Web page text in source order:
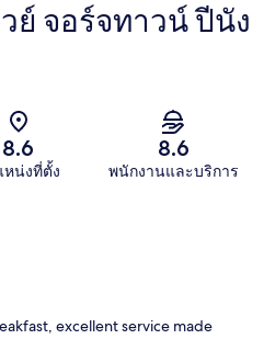
ย์ จอร์จทาวน์ ปีนัง
8.6
หน่งที่ตั้ง
8.6
พนักงานและบริการ
excellent service made